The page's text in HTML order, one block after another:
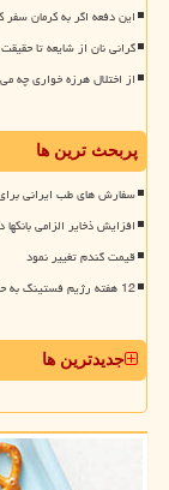
این دفعه اگر به کرمان سفر
گرانی نان از شایعه تا حقیقت
از اختلال هرزه خواری چه
پربحث ترین ها
سفارش های طب ایرانی
افزایش ذخایر الزامی
قیمت گندم تغییر نمود
12 هفته رژیم فستینگ به حفظ کاهش وزن در یک سال بعد کمک نماید
جدیدترین ها